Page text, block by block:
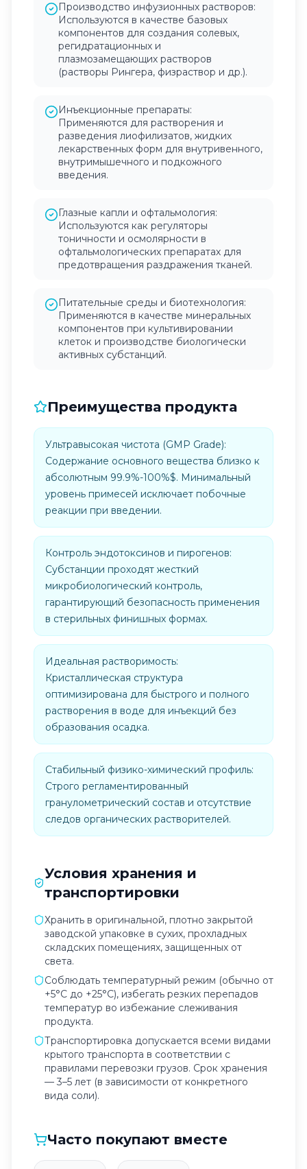
Производство инфузионных растворов:
Используются в качестве базовых
компонентов для создания солевых,
регидратационных и
плазмозамещающих растворов
(растворы Рингера, физраствор и др.).
Инъекционные препараты:
Применяются для растворения и
разведения лиофилизатов, жидких
лекарственных форм для внутривенного,
внутримышечного и подкожного
введения.
Глазные капли и офтальмология:
Используются как регуляторы
тоничности и осмолярности в
офтальмологических препаратах для
предотвращения раздражения тканей.
Питательные среды и биотехнология:
Применяются в качестве минеральных
компонентов при культивировании
клеток и производстве биологически
активных субстанций.
Преимущества продукта
Ультравысокая чистота (GMP Grade):
Содержание основного вещества близко к
абсолютным 99.9%-100%$. Минимальный
уровень примесей исключает побочные
реакции при введении.
Контроль эндотоксинов и пирогенов:
Субстанции проходят жесткий
микробиологический контроль,
гарантирующий безопасность применения
в стерильных финишных формах.
Идеальная растворимость:
Кристаллическая структура
оптимизирована для быстрого и полного
растворения в воде для инъекций без
образования осадка.
Стабильный физико-химический профиль:
Строго регламентированный
гранулометрический состав и отсутствие
следов органических растворителей.
Условия хранения и
транспортировки
Хранить в оригинальной, плотно закрытой
заводской упаковке в сухих, прохладных
складских помещениях, защищенных от
света.
Соблюдать температурный режим (обычно от
+5°C до +25°C), избегать резких перепадов
температур во избежание слеживания
продукта.
Транспортировка допускается всеми видами
крытого транспорта в соответствии с
правилами перевозки грузов. Срок хранения
— 3–5 лет (в зависимости от конкретного
вида соли).
Часто покупают вместе